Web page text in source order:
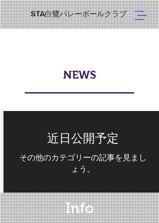
STA白鷺バレーボールクラブ
NEWS
近日公開予定
その他のカテゴリーの記事を見まし
ょう。
Info